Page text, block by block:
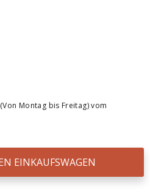
Montag bis Freitag) vom
EINKAUFSWAGEN